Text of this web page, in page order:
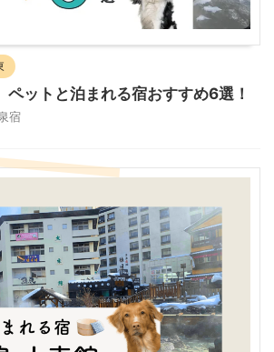
ペットと泊まれる宿おすすめ6選！
宿